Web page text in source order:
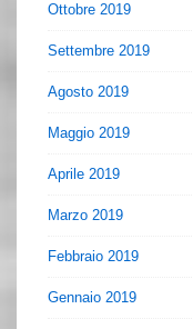
Ottobre 2019
Settembre 2019
Agosto 2019
Maggio 2019
Aprile 2019
Marzo 2019
Febbraio 2019
Gennaio 2019